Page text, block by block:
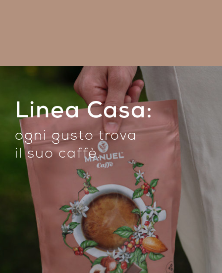
Linea Casa:
ogni gusto trova
il suo caffè.